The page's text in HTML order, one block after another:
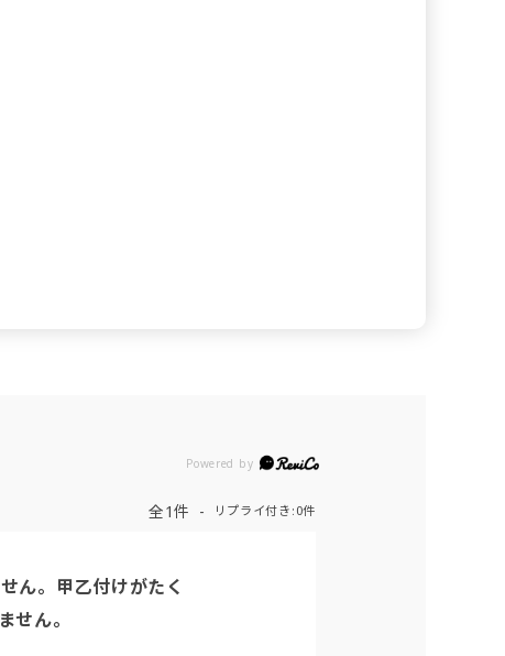
Powered by
全1件 リプライ付き:0件
ん。甲乙付けがたく
せん。